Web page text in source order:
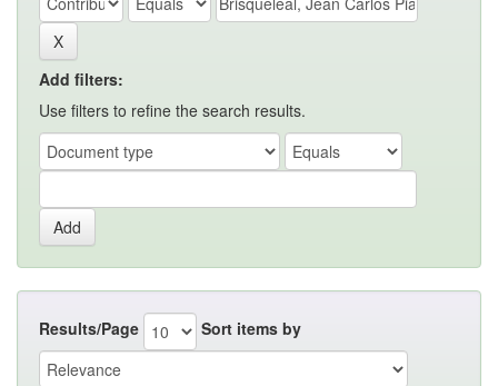
Add filters:
Use filters to refine the search results.
Results/Page Sort items by